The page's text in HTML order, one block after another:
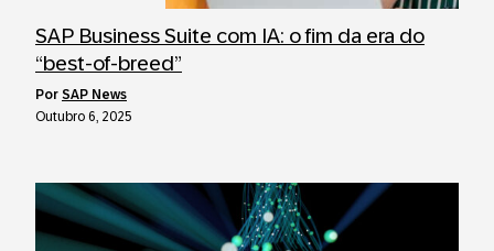
SAP Business Suite com IA: o fim da era do
“best-of-breed”
por SAP News
Outubro 6, 2025